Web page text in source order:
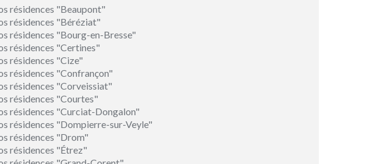
résidences "Beaupont"
résidences "Béréziat"
résidences "Bourg-en-Bresse"
résidences "Certines"
résidences "Cize"
résidences "Confrançon"
résidences "Corveissiat"
résidences "Courtes"
résidences "Curciat-Dongalon"
résidences "Dompierre-sur-Veyle"
résidences "Drom"
résidences "Étrez"